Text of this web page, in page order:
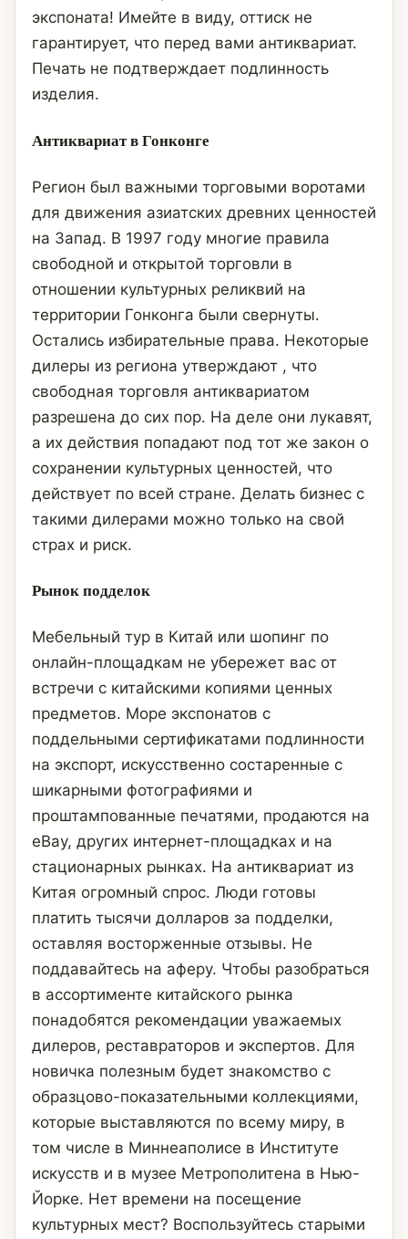
экспоната! Имейте в виду, оттиск не
гарантирует, что перед вами антиквариат.
Печать не подтверждает подлинность
изделия.
Антиквариат в Гонконге
Регион был важными торговыми воротами
для движения азиатских древних ценностей
на Запад. В 1997 году многие правила
свободной и открытой торговли в
отношении культурных реликвий на
территории Гонконга были свернуты.
Остались избирательные права. Некоторые
дилеры из региона утверждают , что
свободная торговля антиквариатом
разрешена до сих пор. На деле они лукавят,
а их действия попадают под тот же закон о
сохранении культурных ценностей, что
действует по всей стране. Делать бизнес с
такими дилерами можно только на свой
страх и риск.
Рынок подделок
Мебельный тур в Китай или шопинг по
онлайн-площадкам не убережет вас от
встречи с китайскими копиями ценных
предметов. Море экспонатов с
поддельными сертификатами подлинности
на экспорт, искусственно состаренные с
шикарными фотографиями и
проштампованные печатями, продаются на
eBay, других интернет-площадках и на
стационарных рынках. На антиквариат из
Китая огромный спрос. Люди готовы
платить тысячи долларов за подделки,
оставляя восторженные отзывы. Не
поддавайтесь на аферу. Чтобы разобраться
в ассортименте китайского рынка
понадобятся рекомендации уважаемых
дилеров, реставраторов и экспертов. Для
новичка полезным будет знакомство с
образцово-показательными коллекциями,
которые выставляются по всему миру, в
том числе в Миннеаполисе в Институте
искусств и в музее Метрополитена в Нью-
Йорке. Нет времени на посещение
культурных мест? Воспользуйтесь старыми